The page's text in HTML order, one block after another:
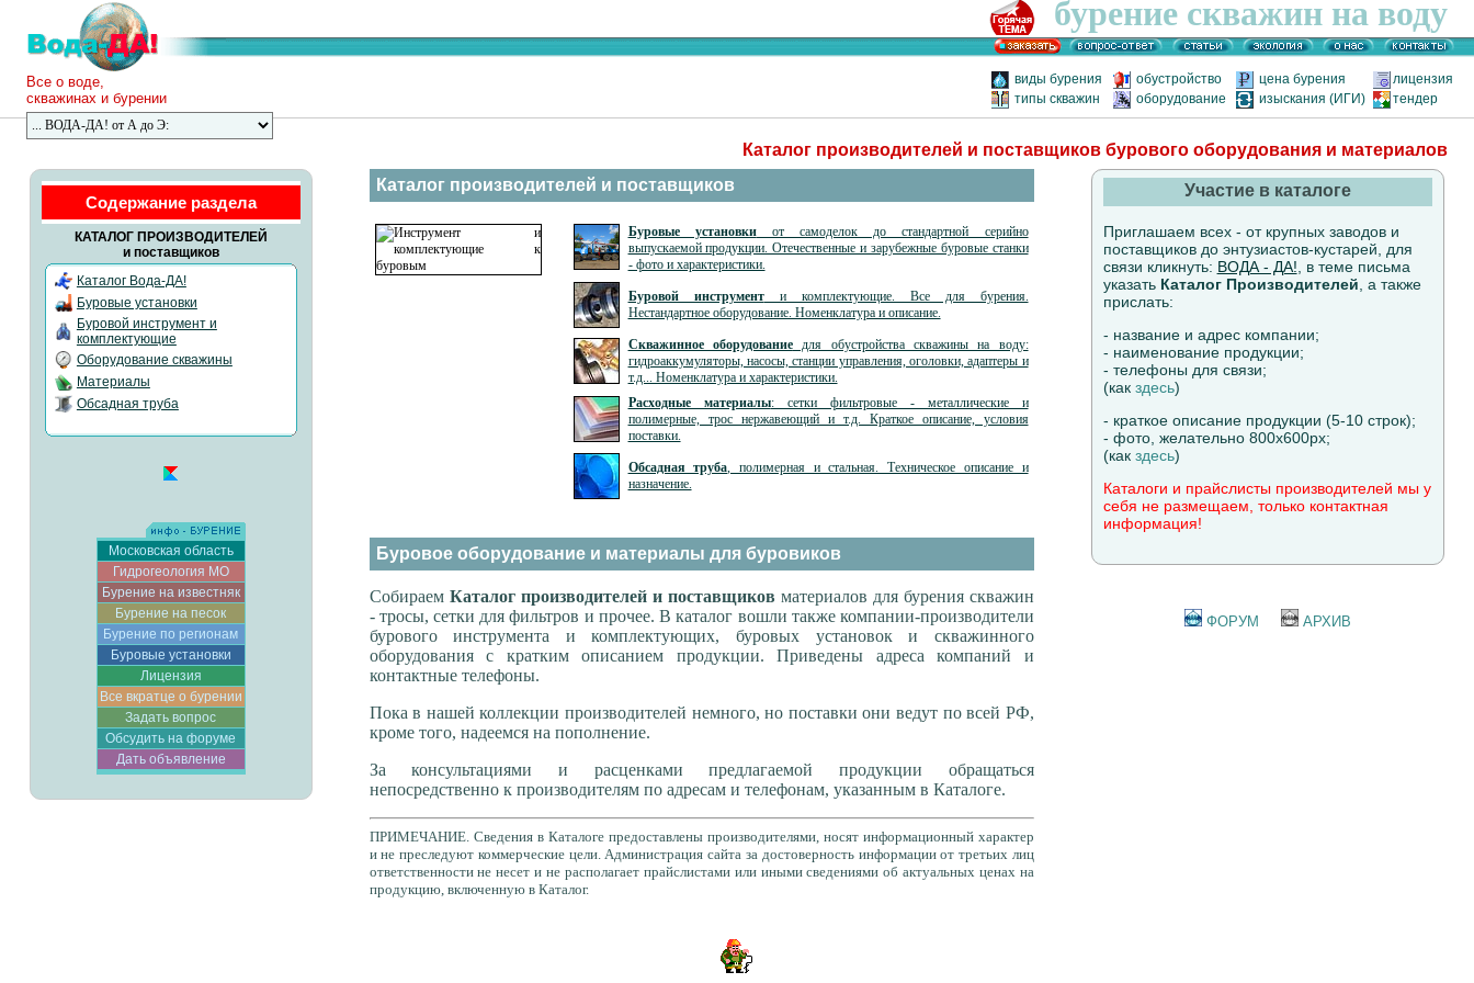
бурение скважин на воду
виды бурения обустройство цена бурения
лицензия
типы скважин
оборудование изыскания (ИГИ) тендер
Все о воде,
скважинах и бурении
Каталог производителей и поставщиков бурового оборудования и материалов
Содержание раздела
КАТАЛОГ ПРОИЗВОДИТЕЛЕЙ
и поставщиков
Каталог Вода-ДА!
Буровые установки
Буровой инструмент и
комплектующие
Оборудование скважины
Материалы
Обсадная труба
Московская область
Гидрогеология МО
Бурение на известняк
Бурение на песок
Бурение по регионам
Буровые установки
Лицензия
Все вкратце о бурении
Задать вопрос
Обсудить на форуме
Дать объявление
Каталог производителей и поставщиков
Буровые установкиот самоделок до стандартной серийно
выпускаемой продукции. Отечественные и зарубежные буровые станки
- фото и характеристики.
Буровой инструменти комплектующие. Все для бурения.
Нестандартное оборудование. Номенклатура и описание.
Скважинное оборудованиедля обустройства скважины на воду:
гидроаккумуляторы, насосы, станции управления, оголовки, адаптеры и
т.д... Номенклатура и характеристики.
Расходные материалы: сетки фильтровые - металлические и
полимерные, трос нержавеющий и т.д. Краткое описание, условия
поставки.
Обсадная труба, полимерная и стальная. Техническое описание и
назначение.
Буровое оборудование и материалы для буровиков
Собираем Каталог производителей и поставщиков материалов для бурения скважин
- тросы, сетки для фильтров и прочее. В каталог вошли также компании-производители
бурового инструмента и комплектующих, буровых установок и скважинного
оборудования с кратким описанием продукции. Приведены адреса компаний и
контактные телефоны.
Пока в нашей коллекции производителей немного, но поставки они ведут по всей РФ,
кроме того, надеемся на пополнение.
За консультациями и расценками предлагаемой продукции обращаться
непосредственно к производителям по адресам и телефонам, указанным в Каталоге.
ПРИМЕЧАНИЕ. Сведения в Каталоге предоставлены производителями, носят информационный характер
и не преследуют коммерческие цели. Администрация сайта за достоверность информации от третьих лиц
ответственности не несет и не располагает прайслистами или иными сведениями об актуальных ценах на
продукцию, включенную в Каталог.
Участие в каталоге
Приглашаем всех - от крупных заводов и
поставщиков до энтузиастов-кустарей, для
связи кликнуть: ВОДА - ДА!, в теме письма
указать Каталог Производителей, а также
прислать:
- название и адрес компании;
- наименование продукции;
- телефоны для связи;
(как здесь)
- краткое описание продукции (5-10 строк);
- фото, желательно 800х600рх;
(как здесь)
Каталоги и прайслисты производителей мы у
себя не размещаем, только контактная
информация!
ФОРУМ АРХИВ